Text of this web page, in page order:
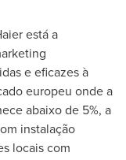
está a
e eficazes à
europeu onde a
abaixo de 5%, a
instalação
locais com